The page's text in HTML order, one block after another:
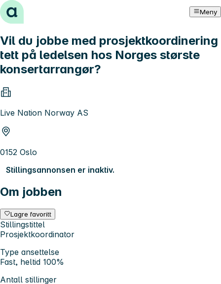
Hopp til innhold Meny
Vil du jobbe med prosjektkoordinering
tett på ledelsen hos Norges største
konsertarrangør?
Live Nation Norway AS
0152 Oslo
Stillingsannonsen er inaktiv.
Om jobben
Lagre favoritt
Stillingstittel
Prosjektkoordinator
Type ansettelse
Fast, heltid 100%
Antall stillinger